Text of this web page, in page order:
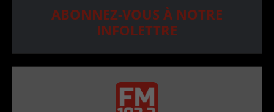
ABONNEZ-VOUS À NOTRE
INFOLETTRE